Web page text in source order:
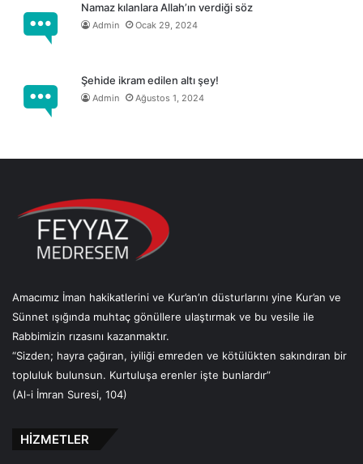
Namaz kılanlara Allah’ın verdiği söz
Admin Ocak 29, 2024
Şehide ikram edilen altı şey!
Admin Ağustos 1, 2024
Amacımız İman hakikatlerini ve Kur’an’ın düsturlarını yine Kur’an ve
Sünnet ışığında muhtaç gönüllere ulaştırmak ve bu vesile ile
Rabbimizin rızasını kazanmaktır.
“Sizden; hayra çağıran, iyiliği emreden ve kötülükten sakındıran bir
topluluk bulunsun. Kurtuluşa erenler işte bunlardır”
(Al-i İmran Suresi, 104)
HİZMETLER